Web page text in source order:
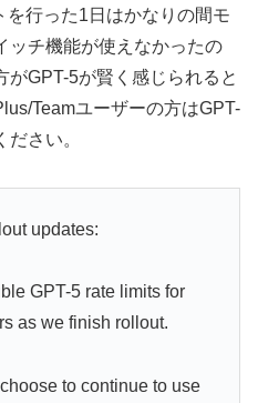
を行った1日はかなりの間モ
ッチ機能が使えなかったの
GPT-5が賢く感じられると
Teamユーザーの方はGPT-
さい。
updates:
GPT-5 rate limits for
as we finish rollout.
to continue to use